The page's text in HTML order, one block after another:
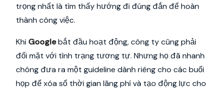
trọng nhất là tìm thấy hướng đi đúng đắn để hoàn
thành công việc.
Khi Googlebắt đầu hoạt động, công ty cũng phải
đối mặt với tình trạng tương tự. Nhưng họ đã nhanh
chóng đưa ra một guideline dành riêng cho các buổi
họp để xóa sổ thời gian lãng phí và tạo động lực cho